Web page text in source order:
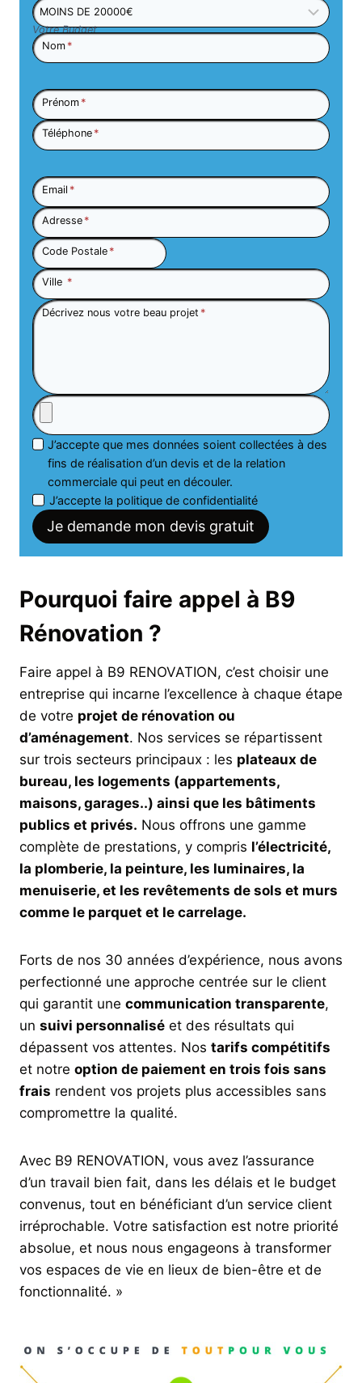
Votre Budget
Nom *
Prénom *
Téléphone *
Email *
Adresse *
Code Postale *
Ville *
Décrivez nous votre beau projet *
J’accepte que mes données soient collectées à des
fins de réalisation d’un devis et de la relation
commerciale qui peut en découler.
J’accepte la politique de confidentialité
Je demande mon devis gratuit
Pourquoi faire appel à B9
Rénovation ?
Faire appel à B9 RENOVATION, c’est choisir une
entreprise qui incarne l’excellence à chaque étape
de votre projet de rénovation ou
d’aménagement. Nos services se répartissent
sur trois secteurs principaux : les plateaux de
bureau, les logements (appartements,
maisons, garages..) ainsi que les bâtiments
publics et privés. Nous offrons une gamme
complète de prestations, y compris l’électricité,
la plomberie, la peinture, les luminaires, la
menuiserie, et les revêtements de sols et murs
comme le parquet et le carrelage.
Forts de nos 30 années d’expérience, nous avons
perfectionné une approche centrée sur le client
qui garantit une communication transparente,
un suivi personnalisé et des résultats qui
dépassent vos attentes. Nos tarifs compétitifs
et notre option de paiement en trois fois sans
frais rendent vos projets plus accessibles sans
compromettre la qualité.
Avec B9 RENOVATION, vous avez l’assurance
d’un travail bien fait, dans les délais et le budget
convenus, tout en bénéficiant d’un service client
irréprochable. Votre satisfaction est notre priorité
absolue, et nous nous engageons à transformer
vos espaces de vie en lieux de bien-être et de
fonctionnalité. »